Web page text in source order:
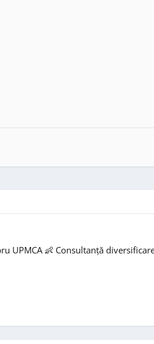
UPMCA 👶 Consultanță